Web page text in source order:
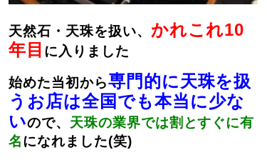
天然石・天珠を扱い、 かれこれ10
年目 に入りました
始めた当初から専門的に天珠を扱
うお店は全国でも本当に少な
いので、 天珠の業界では割とすぐに有
名になれました(笑)